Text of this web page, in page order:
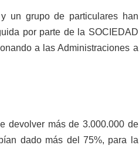
un grupo de particulares han
por parte de la SOCIEDAD
a las Administraciones a
devolver más de 3.000.000 de
dado más del 75%, para la